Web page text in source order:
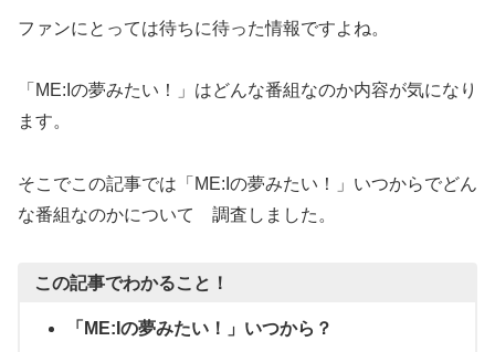
ファンにとっては待ちに待った情報ですよね。
「ME:Iの夢みたい！」はどんな番組なのか内容が気になり
ます。
そこでこの記事では「ME:Iの夢みたい！」いつからでどん
な番組なのかについて 調査しました。
この記事でわかること！
「ME:Iの夢みたい！」いつから？